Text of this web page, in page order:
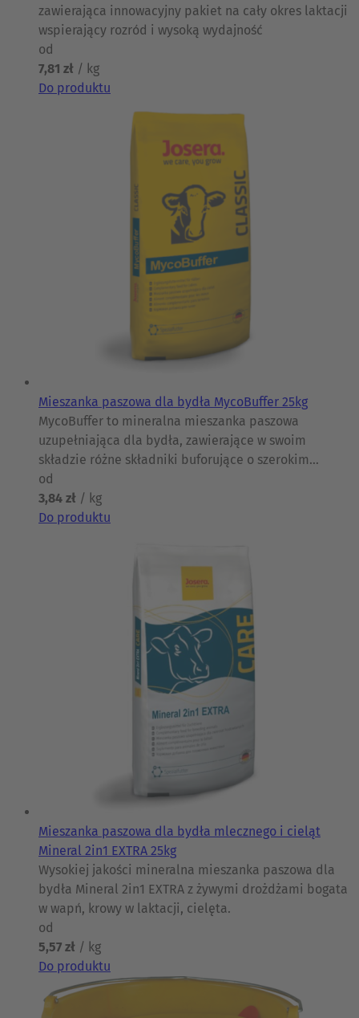
zawierająca innowacyjny pakiet na cały okres laktacji
wspierający rozród i wysoką wydajność
od
7,81 zł / kg
Do produktu
Mieszanka paszowa dla bydła MycoBuffer 25kg
MycoBuffer to mineralna mieszanka paszowa
uzupełniająca dla bydła, zawierające w swoim
składzie różne składniki buforujące o szerokim
spektrum działania, uzupełnione o aktywną
substancję wiążącą mykotoksyny.
od
3,84 zł / kg
Do produktu
Mieszanka paszowa dla bydła mlecznego i cieląt
Mineral 2in1 EXTRA 25kg
Wysokiej jakości mineralna mieszanka paszowa dla
bydła Mineral 2in1 EXTRA z żywymi drożdżami bogata
w wapń, krowy w laktacji, cielęta.
od
5,57 zł / kg
Do produktu